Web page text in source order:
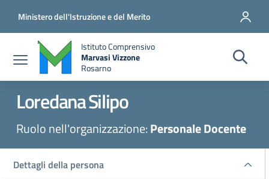
Ministero dell'Istruzione e del Merito
Istituto Comprensivo
Marvasi Vizzone
Rosarno
LoredanaSilipo
Ruolo nell'organizzazione:Personale Docente
Dettagli della persona